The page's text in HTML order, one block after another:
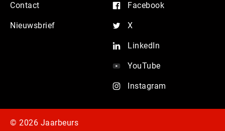
Contact
Nieuwsbrief
Facebook
X
LinkedIn
YouTube
Instagram
© 2026 Jaarbeurs